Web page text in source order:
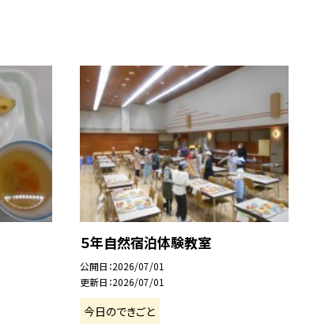
５年自然宿泊体験教室
公開日 2026/07/01
更新日 2026/07/01
今日のできごと